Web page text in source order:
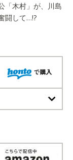
「木村」が、川島
闘して…!?